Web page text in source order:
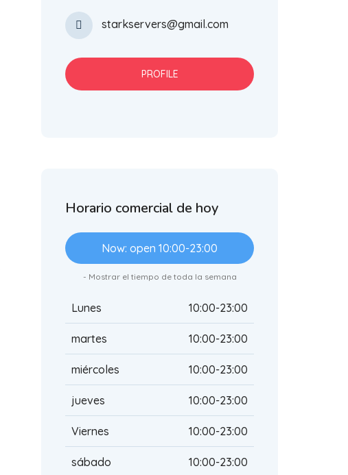
starkservers@gmail.com
PROFILE
Horario comercial de hoy
Now: open 10:00-23:00
- Mostrar el tiempo de toda la semana
Lunes 10:00-23:00
martes 10:00-23:00
miércoles 10:00-23:00
jueves 10:00-23:00
Viernes 10:00-23:00
sábado 10:00-23:00